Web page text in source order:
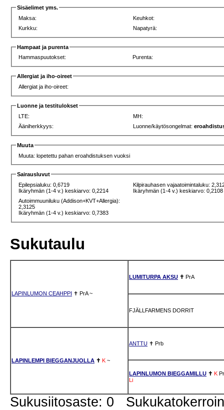
Sisäelimet yms.
Maksa:
Keuhkot:
Kurkku:
Napatyrä:
Hampaat ja purenta
Hammaspuutokset:
Purenta:
Allergiat ja iho-oireet
Allergiat ja iho-oireet:
Luonne ja testitulokset
LTE:
MH:
Ääniherkkyys:
Luonne/käytösongelmat:
Muuta
Muuta: lopetettu pahan eroahdistuksen vuoksi
Sairausluvut
Epilepsialuku: 0,6719
Ikäryhmän (1-4 v.) keskiarvo: 0,2214
Kilpirauhasen vajaatoimintaluku:
Ikäryhmän (1-4 v.) keskiarvo: 0,2108
Autoimmuuniluku (Addison+KVT+Allergia):
2,3125
Ikäryhmän (1-4 v.) keskiarvo: 0,7383
Sukutaulu
LAPINLUMON CEAHPPI ✝ PrA ~
LUMITURPA AKSU ✝ PrA
FJÄLLFARMENS DORRIT
LAPINLEMPI BIEGGANJUOLLA ✝ K ~
ANTTU ✝ Prb
LAPINLUMON BIEGGAMILLU ✝ K
Li
Sukusiitosaste: 0